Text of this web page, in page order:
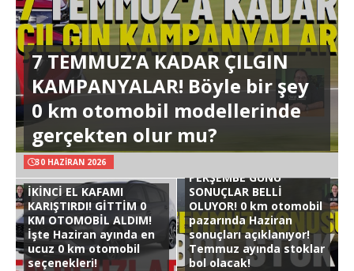
7 TEMMUZ’A KADAR ÇILGIN
KAMPANYALAR! Böyle bir şey
0 km otomobil modellerinde
gerçekten olur mu?
30 HAZIRAN 2026
İKİNCİ EL KAFAMI
KARIŞTIRDI! GİTTİM 0
KM OTOMOBİL ALDIM!
İşte Haziran ayında en
ucuz 0 km otomobil
seçenekleri!
PERŞEMBE GÜNÜ
SONUÇLAR BELLİ
OLUYOR! 0 km otomobil
pazarında Haziran
sonuçları açıklanıyor!
Temmuz ayında stoklar
bol olacak!